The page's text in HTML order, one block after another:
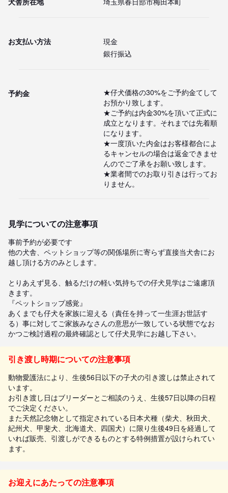
お支払い方法
現金
銀行振込
予約金
★仔犬価格の30%をご予約金てして
お預かり致します。
★ご予約は内金30%を頂いて正式に
成立となります。それまでは先着順
になります。
★一度頂いた内金はお客様都合によ
るキャンセルの場合は返金できませ
んのでご了承をお願い致します。
★業者間でのお取り引きは行ってお
りません。
見学についての注意事項
事前予約が必要です
他の犬舎、ペットショップ等の関係場所に寄らず直接当犬舎にお
越し頂ける方のみとします。
とりあえず見る、触るだけの軽い気持ちでの仔犬見学はご遠慮頂
きます。
『ペットショップ感覚』
あくまでも仔犬を家族に迎える（責任を持って一生涯お世話す
る）事に対してご家族みなさんの意思が一致している状態でなお
かつご検討過程の最終確認として仔犬見学にお越し下さい。
引き渡し時期についての注意事項
動物愛護法により、生後56日以下の子犬の引き渡しは禁止されて
います。
お引き渡し日はブリーダーとご相談のうえ、生後57日以降の日程
でご決定ください。
また天然記念物として指定されている日本犬種（柴犬、秋田犬、
紀州犬、甲斐犬、北海道犬、四国犬）に限り生後49日を経過して
いれば販売、引渡しができるものとする特例措置が設けられてい
ます。
お迎えにあたっての注意事項